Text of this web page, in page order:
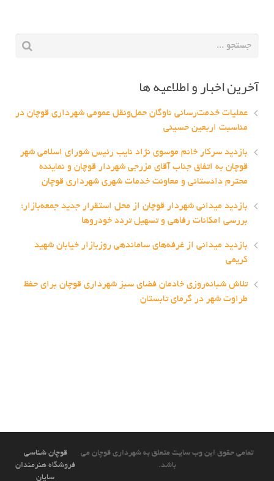
آخرین اخبار و اطلاعیه ها
عملیات خدمت‌رسانی ناوگان حمل‌ونقل عمومی شهرداری قوچان در
مناسبت اربعین حسینی
بازدید سرکار خانم موسوی نژاد نایب رئیس شورای اسلامی شهر
قوچان به اتفاق جناب آقای مزرجی شهردار قوچان و نماینده
محترم دادستانی و معاونت خدمات شهری شهرداری قوچان
بازدید میدانی شهردار قوچان از محل استقرار جدید جمعه‌بازار؛
بررسی امکانات رفاهی و تسهیل تردد خودروها
بازدید میدانی از غرفه‌های ساماندهی روزبازار خیابان شهید
کریمی
تلاش شبانه‌روزی خادمان فضای سبز شهرداری قوچان برای حفظ
طراوت شهر در گرمای تابستان
قوچان شناسی
فروشگاه هنرمندان
سایان
تمامی حقوق این وب سایت متعلق به شهرداری قوچان می
باشد.